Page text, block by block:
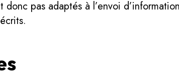
pas adaptés à l’envoi